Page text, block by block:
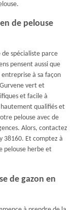
de pelouse
de spécialiste parce
pensent aussi que
entreprise à sa façon
vert et
et facile à
hautement qualifiés et
pelouse avec de
Alors, contactez
38160. Et comptez à
pelouse herbe et
de gazon en